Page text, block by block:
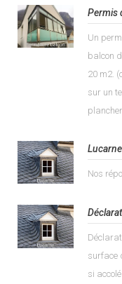
Permis
Un
balcon
20 m2.
sur un
Lucarne
Nos
surface
si